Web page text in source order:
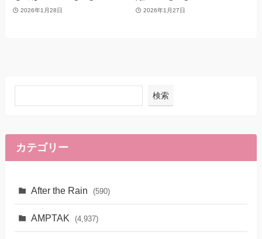
2026年1月28日 2026年1月27日
検索
カテゴリー
After the Rain (590)
AMPTAK (4,937)